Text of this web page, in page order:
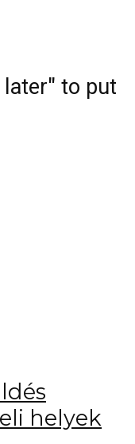
later" to put
helyek